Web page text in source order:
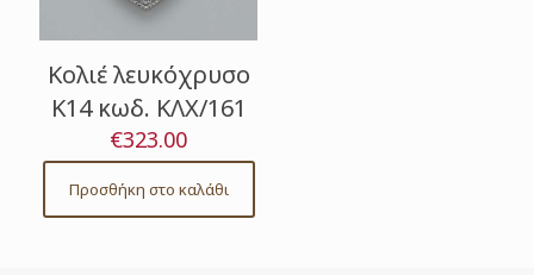
Κολιέ λευκόχρυσο
Κ14 κωδ. ΚΛΧ/161
€323.00
Προσθήκη στο καλάθι